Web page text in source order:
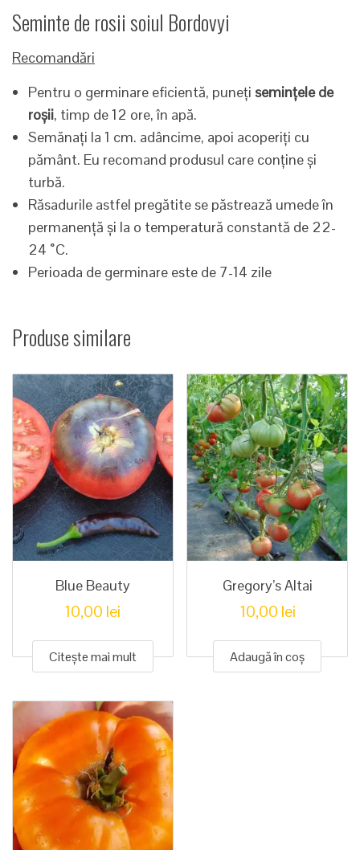
Seminte de rosii soiul Bordovyi
Recomandări
Pentru o germinare eficientă, puneți semințele de
roșii, timp de 12 ore, în apă.
Semănați la 1 cm. adâncime, apoi acoperiți cu
pământ. Eu recomand produsul care conține și
turbă.
Răsadurile astfel pregătite se păstrează umede în
permanență și la o temperatură constantă de 22-
24 ˚C.
Perioada de germinare este de 7-14 zile
Produse similare
Blue Beauty
10,00 lei
Citește mai mult
Gregory’s Altai
10,00 lei
Adaugă în coș